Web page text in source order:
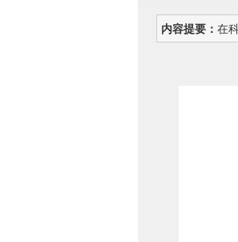
内容提要： 在